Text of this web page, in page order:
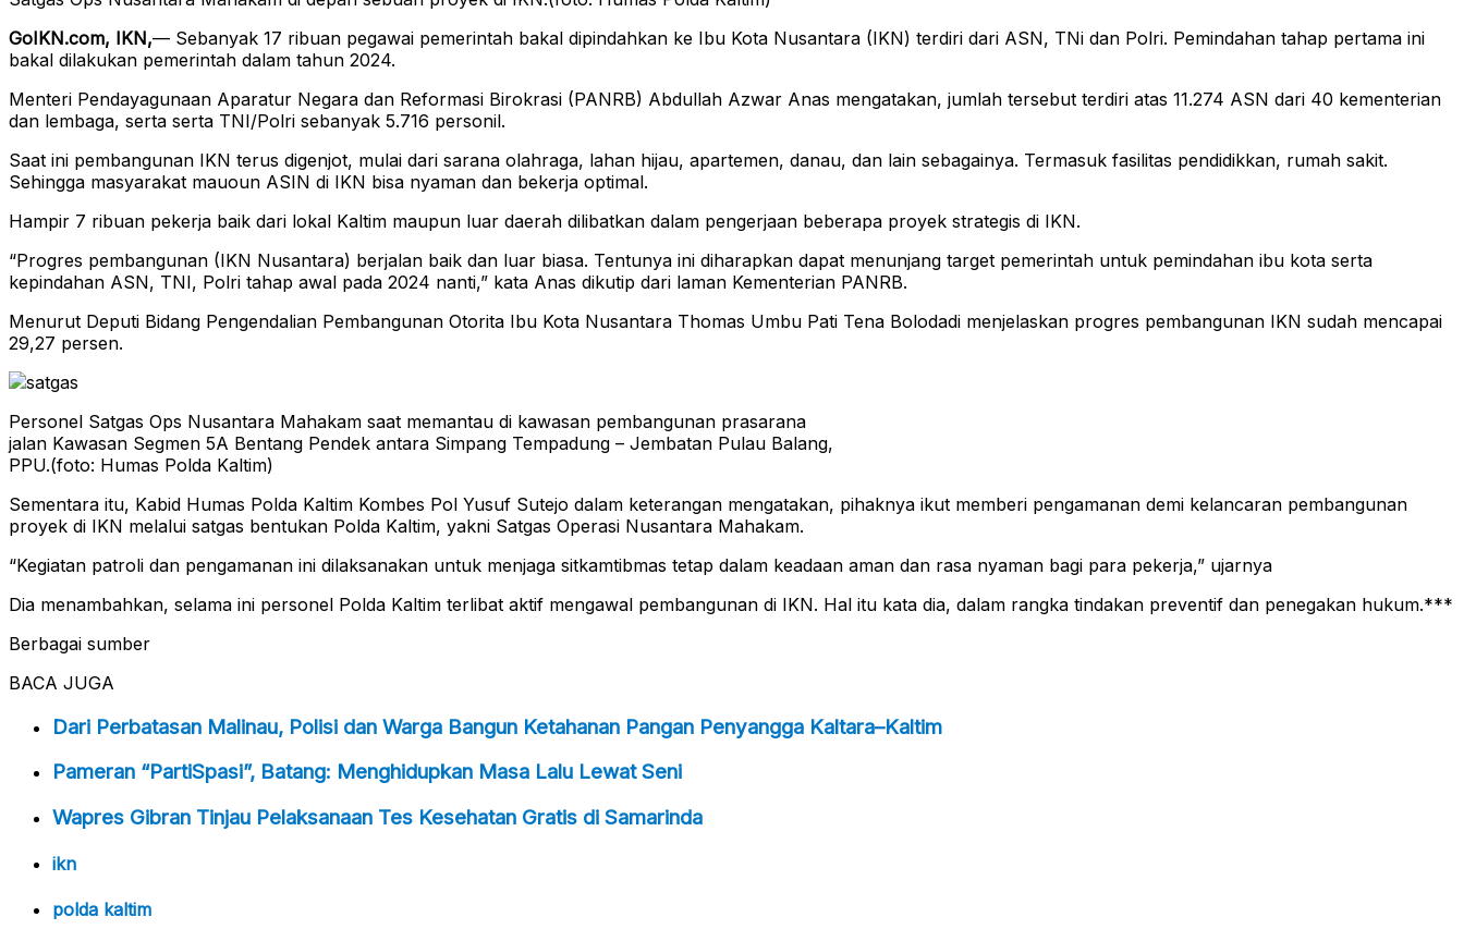
GoIKN.com, IKN,— Sebanyak 17 ribuan pegawai pemerintah bakal dipindahkan ke Ibu Kota Nusantara (IKN) terdiri dari ASN, TNi dan Polri. Pemindahan tahap pertama ini
bakal dilakukan pemerintah dalam tahun 2024.
Menteri Pendayagunaan Aparatur Negara dan Reformasi Birokrasi (PANRB) Abdullah Azwar Anas mengatakan, jumlah tersebut terdiri atas 11.274 ASN dari 40 kementerian
dan lembaga, serta serta TNI/Polri sebanyak 5.716 personil.
Saat ini pembangunan IKN terus digenjot, mulai dari sarana olahraga, lahan hijau, apartemen, danau, dan lain sebagainya. Termasuk fasilitas pendidikkan, rumah sakit.
Sehingga masyarakat mauoun ASIN di IKN bisa nyaman dan bekerja optimal.
Hampir 7 ribuan pekerja baik dari lokal Kaltim maupun luar daerah dilibatkan dalam pengerjaan beberapa proyek strategis di IKN.
“Progres pembangunan (IKN Nusantara) berjalan baik dan luar biasa. Tentunya ini diharapkan dapat menunjang target pemerintah untuk pemindahan ibu kota serta
kepindahan ASN, TNI, Polri tahap awal pada 2024 nanti,” kata Anas dikutip dari laman Kementerian PANRB.
Menurut Deputi Bidang Pengendalian Pembangunan Otorita Ibu Kota Nusantara Thomas Umbu Pati Tena Bolodadi menjelaskan progres pembangunan IKN sudah mencapai
29,27 persen.
Personel Satgas Ops Nusantara Mahakam saat memantau di kawasan pembangunan prasarana
jalan Kawasan Segmen 5A Bentang Pendek antara Simpang Tempadung – Jembatan Pulau Balang,
PPU.(foto: Humas Polda Kaltim)
Sementara itu, Kabid Humas Polda Kaltim Kombes Pol Yusuf Sutejo dalam keterangan mengatakan, pihaknya ikut memberi pengamanan demi kelancaran pembangunan
proyek di IKN melalui satgas bentukan Polda Kaltim, yakni Satgas Operasi Nusantara Mahakam.
“Kegiatan patroli dan pengamanan ini dilaksanakan untuk menjaga sitkamtibmas tetap dalam keadaan aman dan rasa nyaman bagi para pekerja,” ujarnya
Dia menambahkan, selama ini personel Polda Kaltim terlibat aktif mengawal pembangunan di IKN. Hal itu kata dia, dalam rangka tindakan preventif dan penegakan hukum.***
Berbagai sumber
BACA JUGA
Dari Perbatasan Malinau, Polisi dan Warga Bangun Ketahanan Pangan Penyangga Kaltara–Kaltim
Pameran “PartiSpasi”, Batang: Menghidupkan Masa Lalu Lewat Seni
Wapres Gibran Tinjau Pelaksanaan Tes Kesehatan Gratis di Samarinda
ikn
polda kaltim